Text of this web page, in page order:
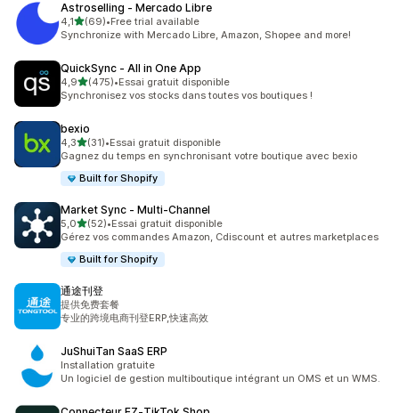
Astroselling ‑ Mercado Libre
4,1étoile(s) sur 5
(69)
69 avis au total
•Free trial available
Synchronize with Mercado Libre, Amazon, Shopee and more!
QuickSync ‑ All in One App
4,9étoile(s) sur 5
(475)
475 avis au total
•Essai gratuit disponible
Synchronisez vos stocks dans toutes vos boutiques !
bexio
4,3étoile(s) sur 5
(31)
31 avis au total
•Essai gratuit disponible
Gagnez du temps en synchronisant votre boutique avec bexio
Built for Shopify
Market Sync ‑ Multi‑Channel
5,0étoile(s) sur 5
(52)
52 avis au total
•Essai gratuit disponible
Gérez vos commandes Amazon, Cdiscount et autres marketplaces
Built for Shopify
通途刊登
提供免费套餐
专业的跨境电商刊登ERP,快速高效
JuShuiTan SaaS ERP
Installation gratuite
Un logiciel de gestion multiboutique intégrant un OMS et un WMS.